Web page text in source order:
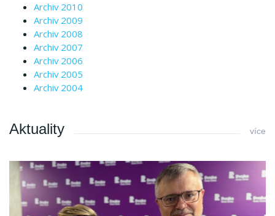
Archiv 2010
Archiv 2009
Archiv 2008
Archiv 2007
Archiv 2006
Archiv 2005
Archiv 2004
Aktuality více